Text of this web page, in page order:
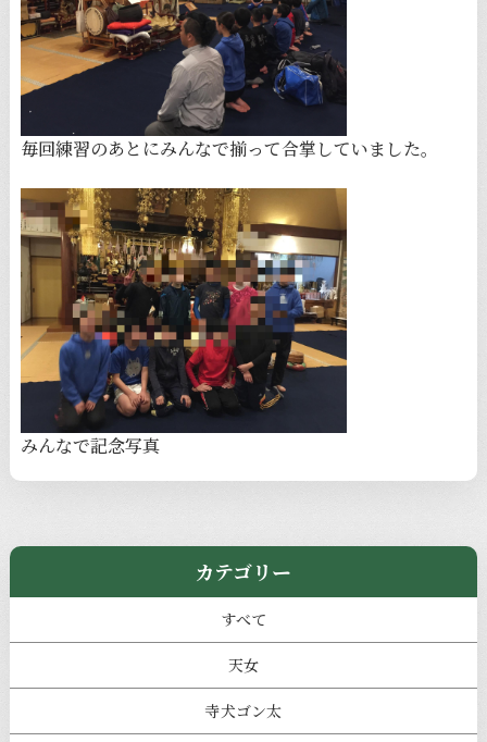
毎回練習のあとにみんなで揃って合掌していました。
みんなで記念写真
カテゴリー
すべて
天女
寺犬ゴン太